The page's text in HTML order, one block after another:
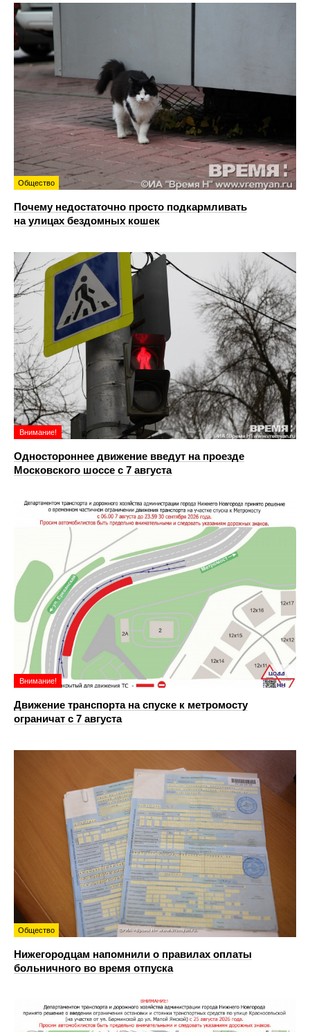
Общество
Почему недостаточно просто подкармливать
на улицах бездомных кошек
Внимание!
Одностороннее движение введут на проезде
Московского шоссе с 7 августа
Внимание!
Движение транспорта на спуске к метромосту
ограничат с 7 августа
Общество
Нижегородцам напомнили о правилах оплаты
больничного во время отпуска